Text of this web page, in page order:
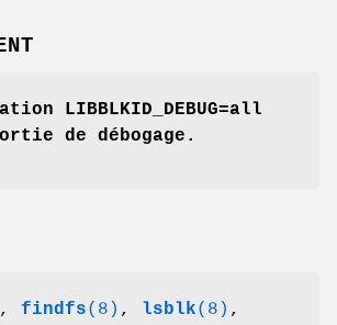
LIBBLKID_DEBUG=all
de débogage.
, findfs(8) , lsblk(8) ,